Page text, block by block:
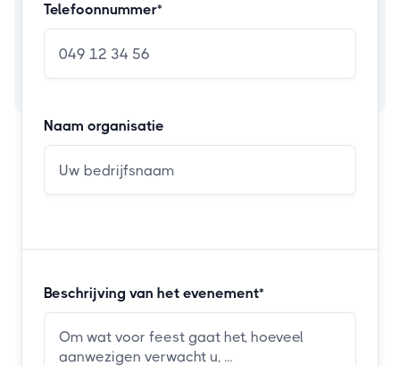
Telefoonnummer*
Naam organisatie
Beschrijving van het evenement*